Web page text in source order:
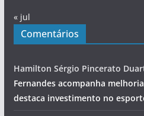
« jul
Comentários
Hamilton Sérgio Pincerato
Fernandes acompanha
destaca investimento no